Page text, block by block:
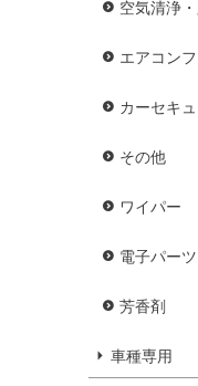
空気清浄
エアコン
カーセキ
その他
ワイパー
電子パーツ
芳香剤
車種専用